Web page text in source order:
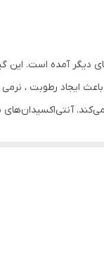
آمده است. این
باعث ایجاد رطوبت ،
آنتی‌اکسیدان‌های